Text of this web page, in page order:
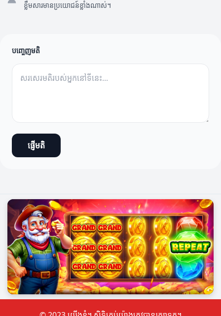
ខ្លឹមសារមានប្រយោជន៍ខ្លាំងណាស់។
បញ្ចេញមតិ
ផ្ញើមតិ